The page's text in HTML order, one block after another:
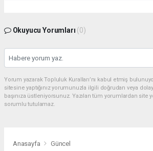
Okuyucu Yorumları (0)
Yorum yazarak Topluluk Kuralları’nı kabul etmiş
sitesine yaptığınız yorumunuzla ilgili doğrudan veya
başınıza üstleniyorsunuz. Yazılan tüm yorumlardan
sorumlu tutulamaz.
Anasayfa Güncel